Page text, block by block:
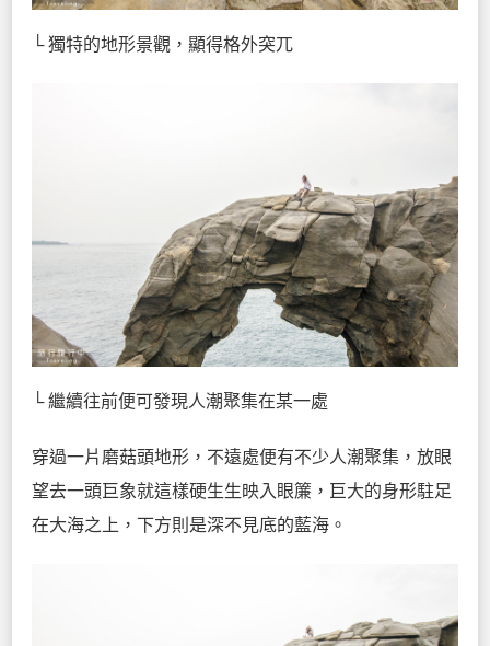
└ 獨特的地形景觀，顯得格外突兀
└ 繼續往前便可發現人潮聚集在某一處
穿過一片磨菇頭地形，不遠處便有不少人潮聚集，放眼
望去一頭巨象就這樣硬生生映入眼簾，巨大的身形駐足
在大海之上，下方則是深不見底的藍海。